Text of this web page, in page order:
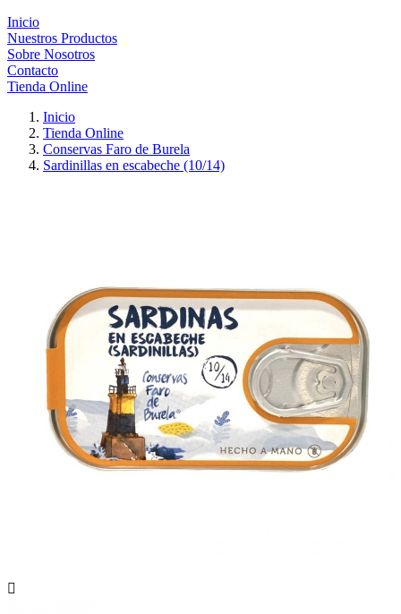
Inicio
Nuestros Productos
Sobre Nosotros
Contacto
Tienda Online
Inicio
Tienda Online
Conservas Faro de Burela
Sardinillas en escabeche (10/14)
